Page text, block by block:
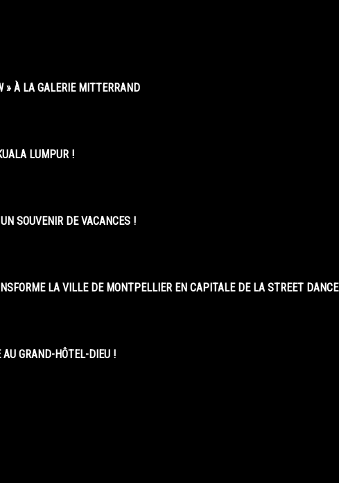
» À LA GALERIE MITTERRAND
LUMPUR !
SOUVENIR DE VACANCES !
LA VILLE DE MONTPELLIER EN CAPITALE DE LA STREET DANCE
GRAND-HÔTEL-DIEU !